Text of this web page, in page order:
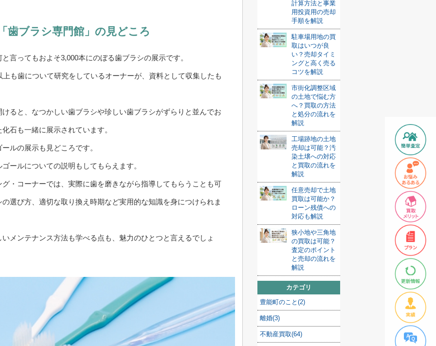
歯ブラシ専門館」の見どころ
言ってもおよそ3,000本にのぼる歯ブラシの展示です。
も歯について研究をしているオーナーが、資料として収集したも
ると、なつかしい歯ブラシや珍しい歯ブラシがずらりと並んでお
石も一緒に展示されています。
ルの展示も見どころです。
ールについての説明もしてもらえます。
・コーナーでは、実際に歯を磨きながら指導してもらうことも可
選び方、適切な取り換え時期など実用的な知識を身につけられま
メンテナンス方法も学べる点も、魅力のひとつと言えるでしょ
計算方法と事業
用投資用の売却
手順を解説
駐車場用地の買
取はいつが良
い？売却タイミ
ングと高く売る
コツを解説
市街化調整区域
の土地で悩む方
へ？買取の方法
と処分の流れを
解説
工場跡地の土地
売却は可能？汚
染土壌への対応
と買取の流れを
解説
任意売却で土地
買取は可能か？
ローン残債への
対応も解説
狭小地や三角地
の買取は可能？
査定のポイント
と売却の流れを
解説
カテゴリ
豊能町のこと(2)
離婚(3)
不動産買取(64)